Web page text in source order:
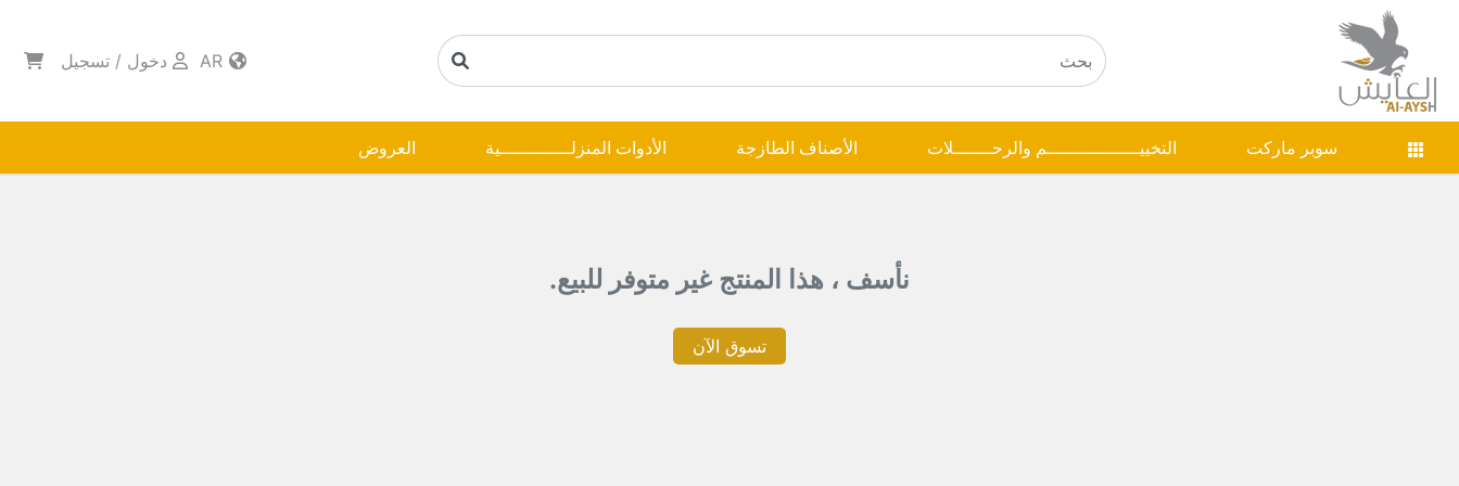
دخول / تسجيل
سوبر ماركت التخييـــــــــــــــــم والرحـــــــلات الأصناف الطازجة الأدوات المنزلـــــــــــــية العروض
نأسف ، هذا المنتج غير متوفر للبيع.
تسوق الآن